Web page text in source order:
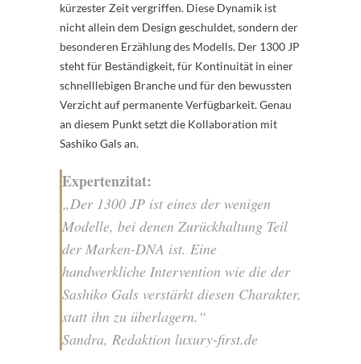
kürzester Zeit vergriffen. Diese Dynamik ist
nicht allein dem Design geschuldet, sondern der
besonderen Erzählung des Modells. Der 1300 JP
steht für Beständigkeit, für Kontinuität in einer
schnelllebigen Branche und für den bewussten
Verzicht auf permanente Verfügbarkeit. Genau
an diesem Punkt setzt die Kollaboration mit
Sashiko Gals an.
Expertenzitat:
„Der 1300 JP ist eines der wenigen
Modelle, bei denen Zurückhaltung Teil
der Marken-DNA ist. Eine
handwerkliche Intervention wie die der
Sashiko Gals verstärkt diesen Charakter,
statt ihn zu überlagern.“
Sandra, Redaktion luxury-first.de